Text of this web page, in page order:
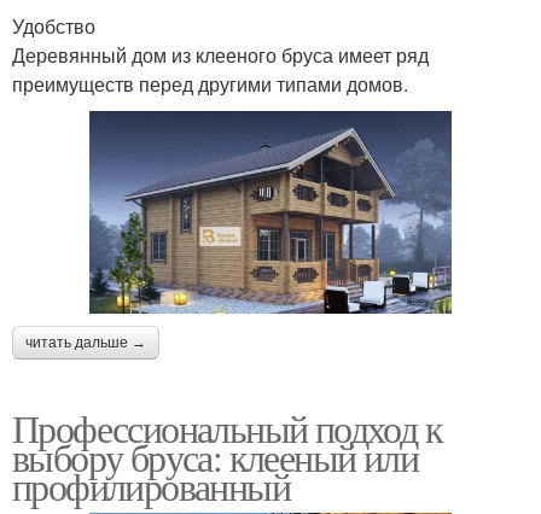
Удобство
Деревянный дом из клееного бруса имеет ряд
преимуществ перед другими типами домов.
читать дальше →
Профессиональный подход к
выбору бруса: клееный или
профилированный